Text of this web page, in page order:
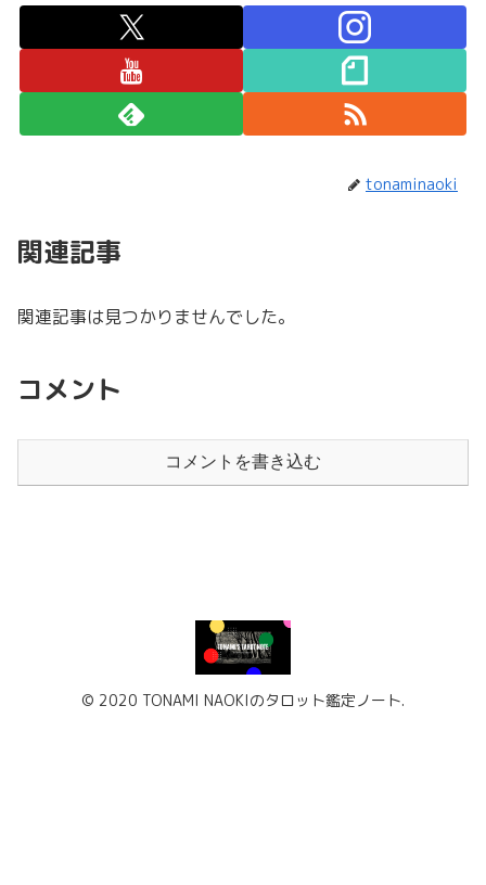
tonaminaoki
関連記事
関連記事は見つかりませんでした。
コメント
コメントを書き込む
© 2020 TONAMI NAOKIのタロット鑑定ノート.